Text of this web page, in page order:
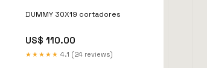
DUMMY 30X19 cortadores
US$ 110.00
★★★★★ 4.1 (24 reviews)